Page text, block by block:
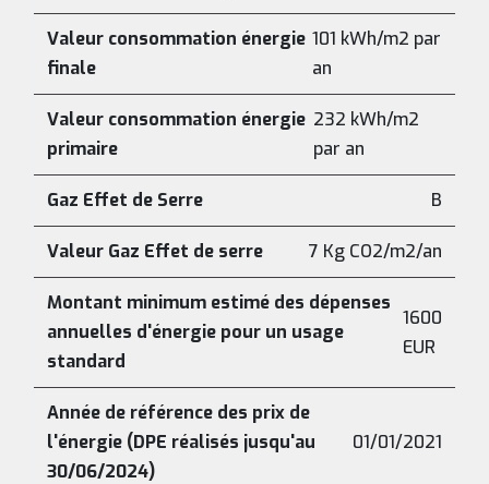
Valeur consommation énergie
finale
101 kWh/m2 par
an
Valeur consommation énergie
primaire
232 kWh/m2
par an
Gaz Effet de Serre B
Valeur Gaz Effet de serre 7 Kg CO2/m2/an
Montant minimum estimé des dépenses
annuelles d'énergie pour un usage
standard
1600
EUR
Année de référence des prix de
l'énergie (DPE réalisés jusqu'au
30/06/2024)
01/01/2021